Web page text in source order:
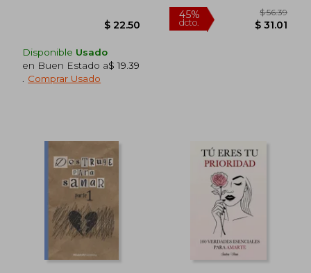
dcto.
Disponible Usado
en Buen Estado a$ 19.39
Comprar Usado